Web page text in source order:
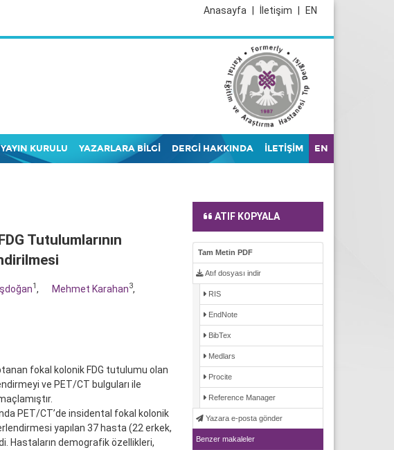
EN
İletişim
Anasayfa
YAYIN KURULU YAZARLARA BİLGİ DERGİ HAKKINDA İLETİŞİM EN
Tutulumlarının
1 , Mehmet Karahan3,
fokal kolonik FDG tutulumu olan
ve PET/CT bulguları ile
PET/CT’de insidental fokal kolonik
yapılan 37 hasta (22 erkek,
Hastaların demografik özellikleri,
ATIF KOPYALA
Tam Metin PDF
Atıf dosyası indir
RIS
EndNote
BibTex
Medlars
Procite
Reference Manager
Yazara e-posta gönder
Benzer makaleler